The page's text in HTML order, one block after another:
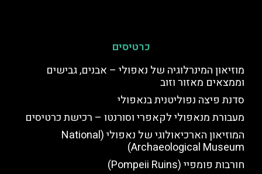
כרטיסים
מוזיאון המינרלוגיה של נאפולי – אבנים, גבישים
וממצאים מאזור וזוב
סדנת פיצה נפוליטנית בנאפולי
מעבורת מנאפולי לקאפרי וסורנטו – רכישת כרטיסים
המוזיאון הארכיאולוגי של נאפולי (National
Archaeological Museum)
חורבות פומפיי (Pompeii Ruins)